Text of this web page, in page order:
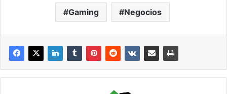
Gaming Negocios